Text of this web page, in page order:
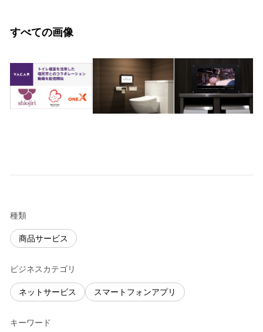
すべての画像
種類
商品サービス
ビジネスカテゴリ
ネットサービス スマートフォンアプリ
キーワード